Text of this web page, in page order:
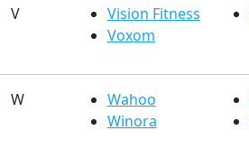
V Vision Fitness
Voxom
W Wahoo
Winora